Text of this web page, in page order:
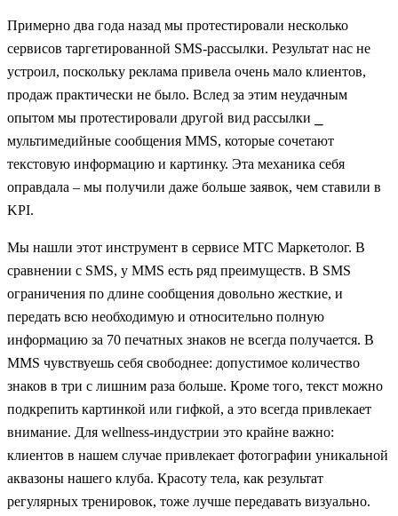
Примерно два года назад мы протестировали несколько
сервисов таргетированной SMS-рассылки. Результат нас не
устроил, поскольку реклама привела очень мало клиентов,
продаж практически не было. Вслед за этим неудачным
опытом мы протестировали другой вид рассылки ⎯
мультимедийные сообщения MMS, которые сочетают
текстовую информацию и картинку. Эта механика себя
оправдала – мы получили даже больше заявок, чем ставили в
KPI.
Мы нашли этот инструмент в сервисе МТС Маркетолог. В
сравнении с SMS, у MMS есть ряд преимуществ. В SMS
ограничения по длине сообщения довольно жесткие, и
передать всю необходимую и относительно полную
информацию за 70 печатных знаков не всегда получается. В
MMS чувствуешь себя свободнее: допустимое количество
знаков в три с лишним раза больше. Кроме того, текст можно
подкрепить картинкой или гифкой, а это всегда привлекает
внимание. Для wellness-индустрии это крайне важно:
клиентов в нашем случае привлекает фотографии уникальной
аквазоны нашего клуба. Красоту тела, как результат
регулярных тренировок, тоже лучше передавать визуально.